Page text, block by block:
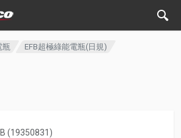
瓶 EFB超極綠能電瓶(日規)
(19350831)